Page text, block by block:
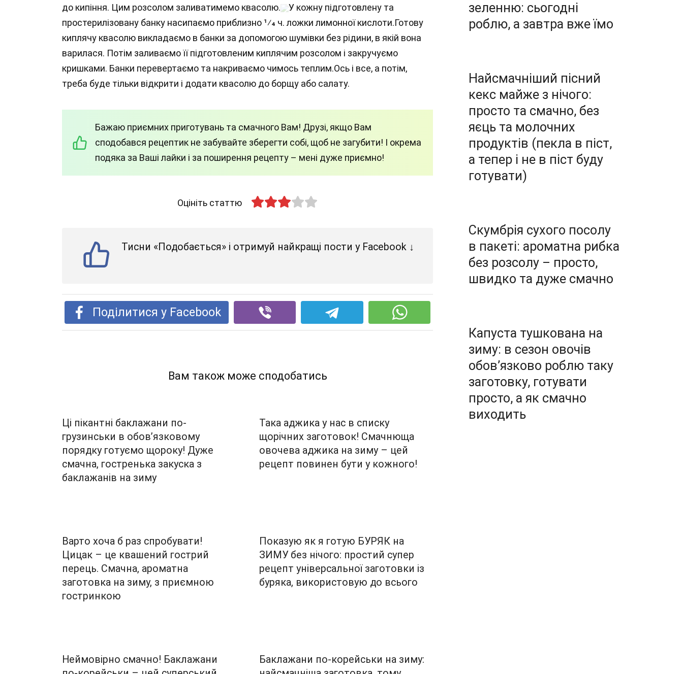
до кипіння. Цим розсолом заливатимемо квасолю.
У кожну підготовлену та
простерилізовану банку насипаємо приблизно 1⁄4 ч. ложки лимонної кислоти.Готову
киплячу квасолю викладаємо в банки за допомогою шумівки без рідини, в якій вона
варилася. Потім заливаємо її підготовленим киплячим розсолом і закручуємо
кришками. Банки перевертаємо та накриваємо чимось теплим.Ось і все, а потім,
треба буде тільки відкрити і додати квасолю до борщу або салату.
Бажаю приємних приготувань та смачного Вам! Друзі, якщо Вам
сподобався рецептик не забувайте зберегти собі, щоб не загубити! І окрема
подяка за Ваші лайки і за поширення рецепту – мені дуже приємно!
Оцініть статтю
Тисни «Подобається» і отримуй найкращі пости у Facebook ↓
Поділитися у Facebook
Вам також може сподобатись
Ці пікантні баклажани по-
грузинськи в обов’язковому
порядку готуємо щороку! Дуже
смачна, гостренька закуска з
баклажанів на зиму
Така аджика у нас в списку
щорічних заготовок! Смачнюща
овочева аджика на зиму – цей
рецепт повинен бути у кожного!
Варто хоча б раз спробувати!
Цицак – це квашений гострий
перець. Смачна, ароматна
заготовка на зиму, з приємною
гостринкою
Показую як я готую БУРЯК на
ЗИМУ без нічого: простий супер
рецепт універсальної заготовки із
буряка, використовую до всього
Неймовірно смачно! Баклажани
Баклажани по-корейськи на зиму:
зеленню: сьогодні
роблю, а завтра вже їмо
Найсмачніший пісний
кекс майже з нічого:
просто та смачно, без
яєць та молочних
продуктів (пекла в піст,
а тепер і не в піст буду
готувати)
Скумбрія сухого посолу
в пакеті: ароматна рибка
без розсолу – просто,
швидко та дуже смачно
Капуста тушкована на
зиму: в сезон овочів
обов’язково роблю таку
заготовку, готувати
просто, а як смачно
виходить